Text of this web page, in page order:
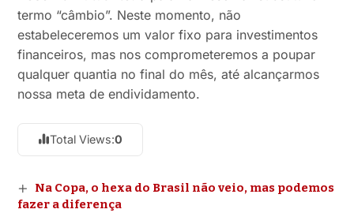
termo “câmbio”. Neste momento, não
estabeleceremos um valor fixo para investimentos
financeiros, mas nos comprometeremos a poupar
qualquer quantia no final do mês, até alcançarmos
nossa meta de endividamento.
Total Views:0
Na Copa, o hexa do Brasil não veio, mas podemos
fazer a diferença